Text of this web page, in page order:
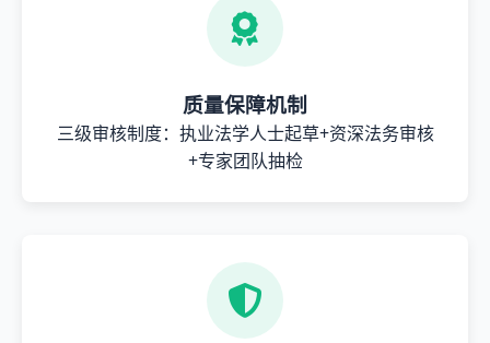
质量保障机制
三级审核制度：执业法学人士起草+资深法务审核
+专家团队抽检